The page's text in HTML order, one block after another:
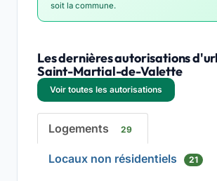
soit la commune.
Les dernières autorisations
Saint-Martial-de-Valette
Voir toutes les autorisations
Logements 29
Locaux non résidentiels 21